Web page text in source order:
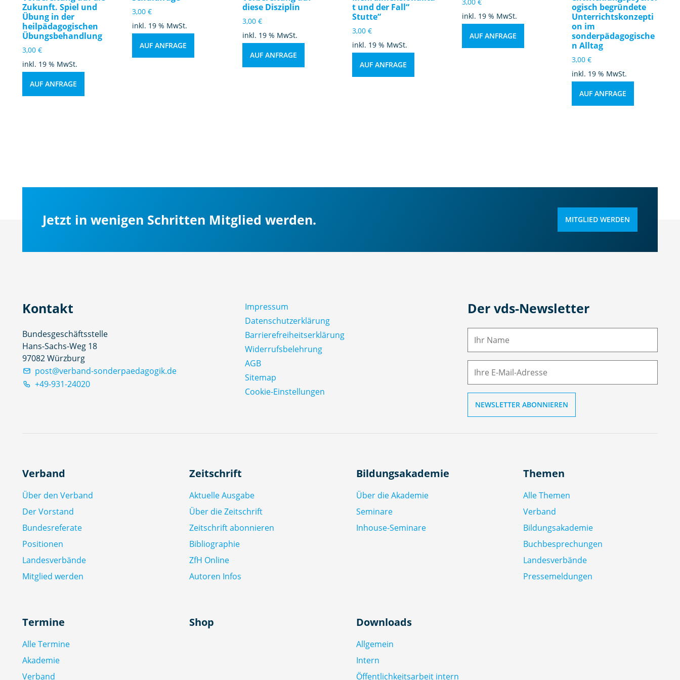
Zukunft. Spiel und
Übung in der
heilpädagogischen
Übungsbehandlung
3,00 €
inkl. 19 % MwSt.
AUF ANFRAGE
3,00€
inkl. 19 % MwSt.
AUF ANFRAGE
diese Disziplin
3,00 €
inkl. 19 % MwSt.
AUF ANFRAGE
t und der Fall“
Stutte“
3,00 €
inkl. 19 % MwSt.
AUF ANFRAGE
inkl. 19 % MwSt.
AUF ANFRAGE
ogisch begründete
Unterrichtskonzepti
on im
sonderpädagogische
n Alltag
3,00€
inkl. 19 % MwSt.
AUF ANFRAGE
Jetzt in wenigen Schritten Mitglied werden. MITGLIED WERDEN
Kontakt
Bundesgeschäftsstelle
Hans-Sachs-Weg 18
97082 Würzburg
post@verband-sonderpaedagogik.de
+49-931-24020
Impressum
Datenschutz­erklärung
Barrierefreiheitserklärung
Widerrufsbelehrung
AGB
Sitemap
Cookie-Einstellungen
Der vds-Newsletter
N
M
Verband
Über den Verband
Der Vorstand
Bundesreferate
Positionen
Landesverbände
Mitglied werden
Zeitschrift
Aktuelle Ausgabe
Über die Zeitschrift
Zeitschrift abonnieren
Bibliographie
ZfH Online
Autoren Infos
Bildungsakademie
Über die Akademie
Seminare
Inhouse-Seminare
Themen
Alle Themen
Verband
Bildungsakademie
Buchbesprechungen
Landesverbände
Pressemeldungen
Termine
Alle Termine
Akademie
Verband
Shop Downloads
Allgemein
Intern
Öffentlichkeitsarbeit intern